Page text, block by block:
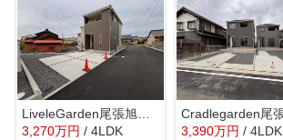
LiveleGarden尾張旭市東印場町全5棟【仲介手数料無料 渋川小 西中】
3,270万円 / 4LDK
3,390万円 / 4LDK